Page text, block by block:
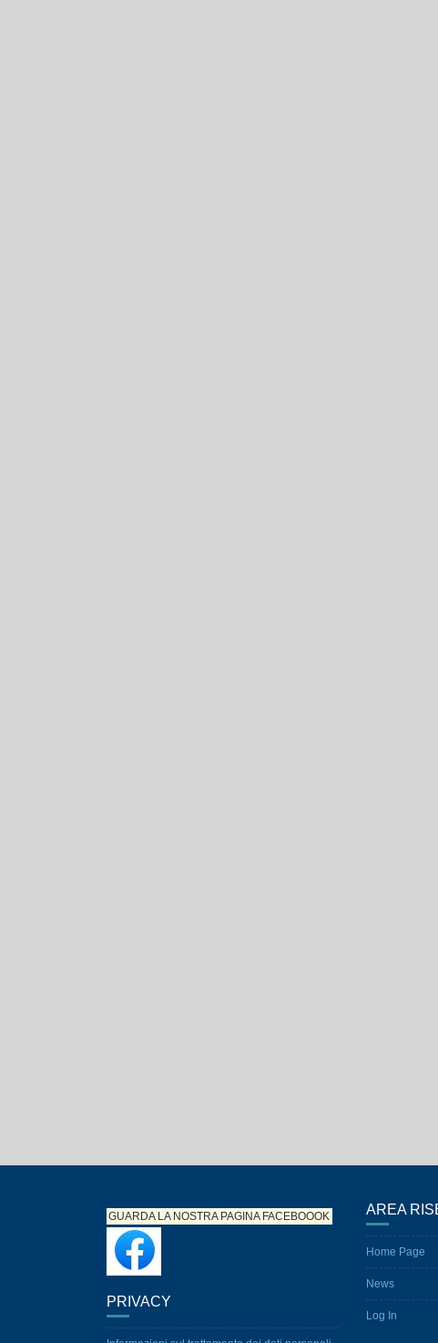
GUARDA LA NOSTRA PAGINAFACEBOOOK
PRIVACY
AREA
Home Page
News
Log In